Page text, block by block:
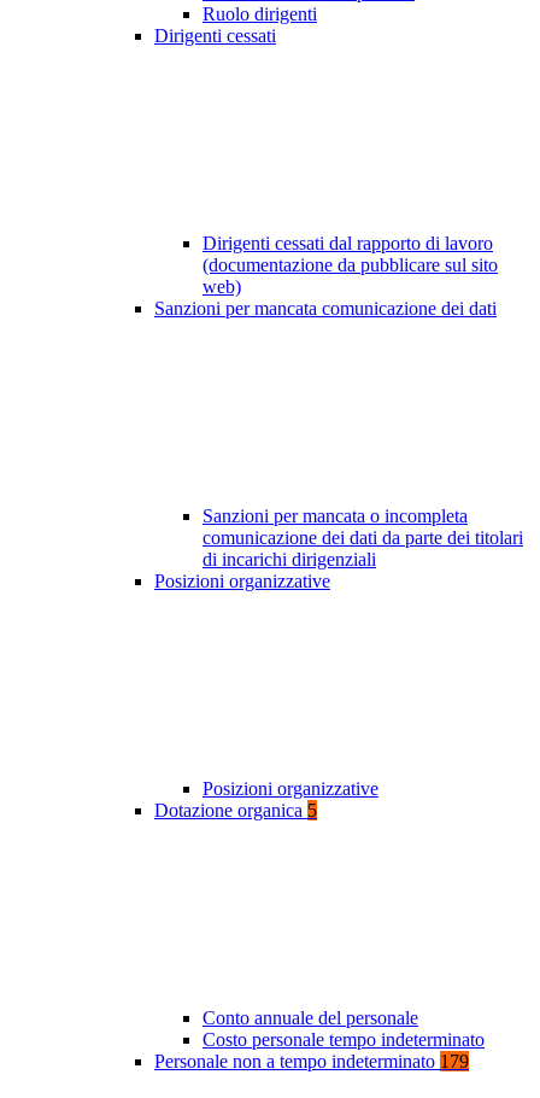
Ruolo dirigenti
Dirigenti cessati
Dirigenti cessati dal rapporto di lavoro
(documentazione da pubblicare sul sito
web)
Sanzioni per mancata comunicazione dei dati
Sanzioni per mancata o incompleta
comunicazione dei dati da parte dei titolari
di incarichi dirigenziali
Posizioni organizzative
Posizioni organizzative
Dotazione organica 5
Conto annuale del personale
Costo personale tempo indeterminato
Personale non a tempo indeterminato 179